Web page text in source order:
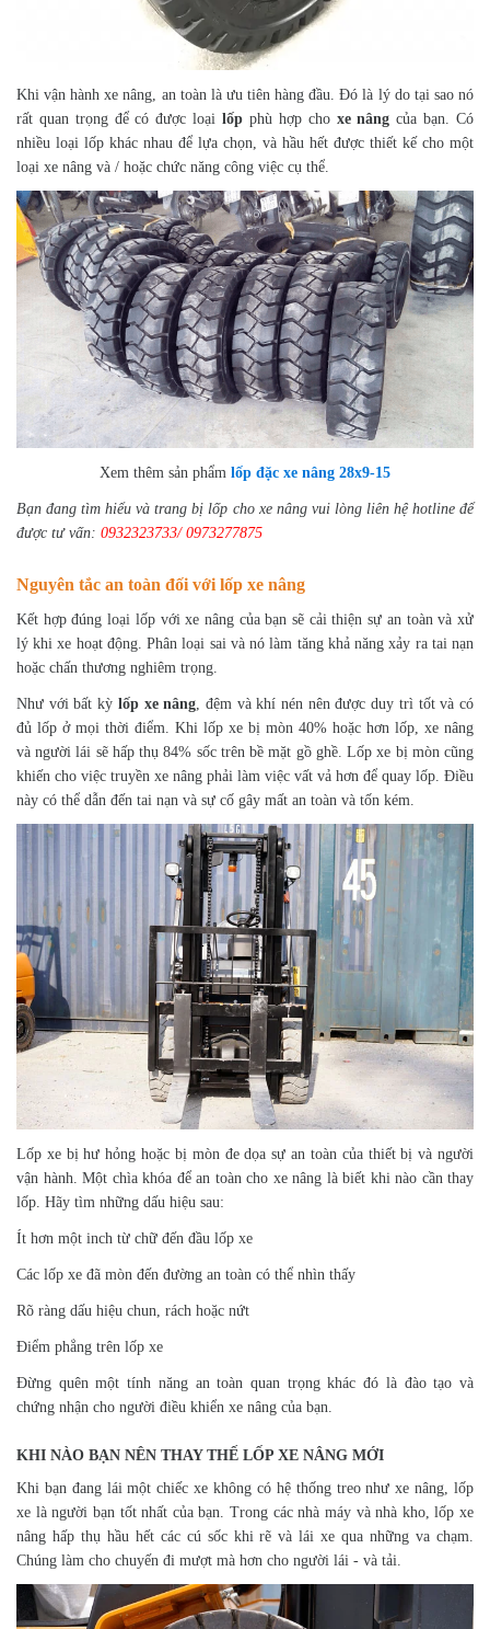
Khi vận hành xe nâng, an toàn là ưu tiên hàng đầu. Đó là lý do tại sao nó
rất quan trọng để có được loạilốp phù hợp cho xe nâng của bạn. Có
nhiều loại lốp khác nhau để lựa chọn, và hầu hết được thiết kế cho một
loại xe nâng và / hoặc chức năng công việc cụ thể.
Xem thêm sản phẩm lốp đặc xe nâng 28x9-15
Bạn đang tìm hiểu và trang bị lốp cho xe nâng vui lòng liên hệ hotline để
được tư vấn: 0932323733/ 0973277875
Nguyên tắc an toàn đối với lốp xe nâng
Kết hợp đúng loại lốp với xe nâng của bạn sẽ cải thiện sự an toàn và xử
lý khi xe hoạt động. Phân loại sai và nó làm tăng khả năng xảy ra tai nạn
hoặc chấn thương nghiêm trọng.
Như với bất kỳ lốp xe nâng, đệm và khí nén nên được duy trì tốt và có
đủ lốp ở mọi thời điểm. Khi lốp xe bị mòn 40% hoặc hơn lốp, xe nâng
và người lái sẽ hấp thụ 84% sốc trên bề mặt gồ ghề. Lốp xe bị mòn cũng
khiến cho việc truyền xe nâng phải làm việc vất vả hơn để quay lốp. Điều
này có thể dẫn đến tai nạn và sự cố gây mất an toàn và tốn kém.
Lốp xe bị hư hỏng hoặc bị mòn đe dọa sự an toàn của thiết bị và người
vận hành. Một chìa khóa để an toàn cho xe nâng là biết khi nào cần thay
lốp. Hãy tìm những dấu hiệu sau:
Ít hơn một inch từ chữ đến đầu lốp xe
Các lốp xe đã mòn đến đường an toàn có thể nhìn thấy
Rõ ràng dấu hiệu chun, rách hoặc nứt
Điểm phẳng trên lốp xe
Đừng quên một tính năng an toàn quan trọng khác đó là đào tạo và
chứng nhận cho người điều khiển xe nâng của bạn.
KHI NÀO BẠN NÊN THAY THẾ LỐP XE NÂNG MỚI
Khi bạn đang lái một chiếc xe không có hệ thống treo như xe nâng, lốp
xe là người bạn tốt nhất của bạn. Trong các nhà máy và nhà kho, lốp xe
nâng hấp thụ hầu hết các cú sốc khi rẽ và lái xe qua những va chạm.
Chúng làm cho chuyến đi mượt mà hơn cho người lái - và tải.